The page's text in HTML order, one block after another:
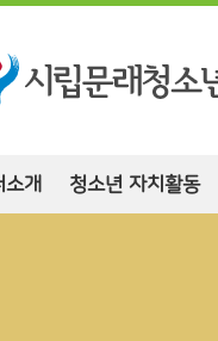
소개 청소년 자치활동